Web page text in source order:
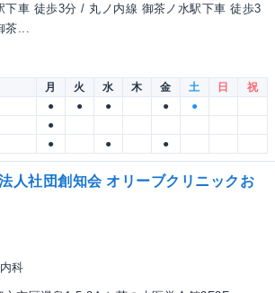
下車 徒歩3分 / 丸ノ内線 御茶ノ水駅下車 徒歩3
...
月 火 水 木 金 土 日
祝
● ● ● ●
●
●
● ● ●
人社団創知会 オリーブクリニックお
科